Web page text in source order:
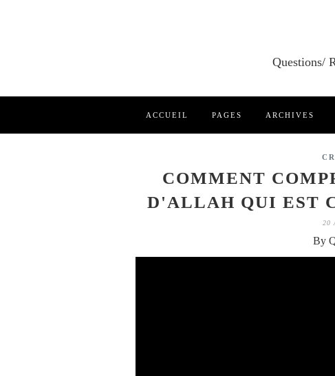
ACCUEIL PAGES ARCHIVES
COMMENT
D'ALLAH QUI EST
20
By